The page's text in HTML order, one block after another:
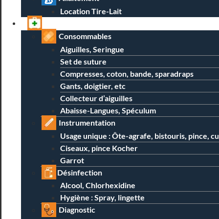
Location Tire-Lait
Consommables
Aiguilles, Seringue
Set de suture
Compresses, coton, bande, sparadraps
Gants, doigtier, etc
Collecteur d’aiguilles
Abaisse-Langues, Spéculum
Instrumentation
Usage unique : Ôte-agrafe, bistouris, pince,
Ciseaux, pince Kocher
Garrot
Désinfection
Alcool, Chlorhexidine
Hygiène : Spray, lingette
Diagnostic